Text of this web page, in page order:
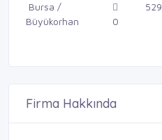
Bursa /
Büyükorhan
0
529
Firma Hakkında